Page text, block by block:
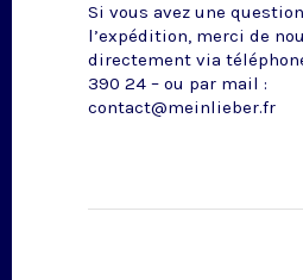
Si vous avez une
l’expédition, merci de
directement via
390 24 – ou par mail :
contact@meinlieber.fr